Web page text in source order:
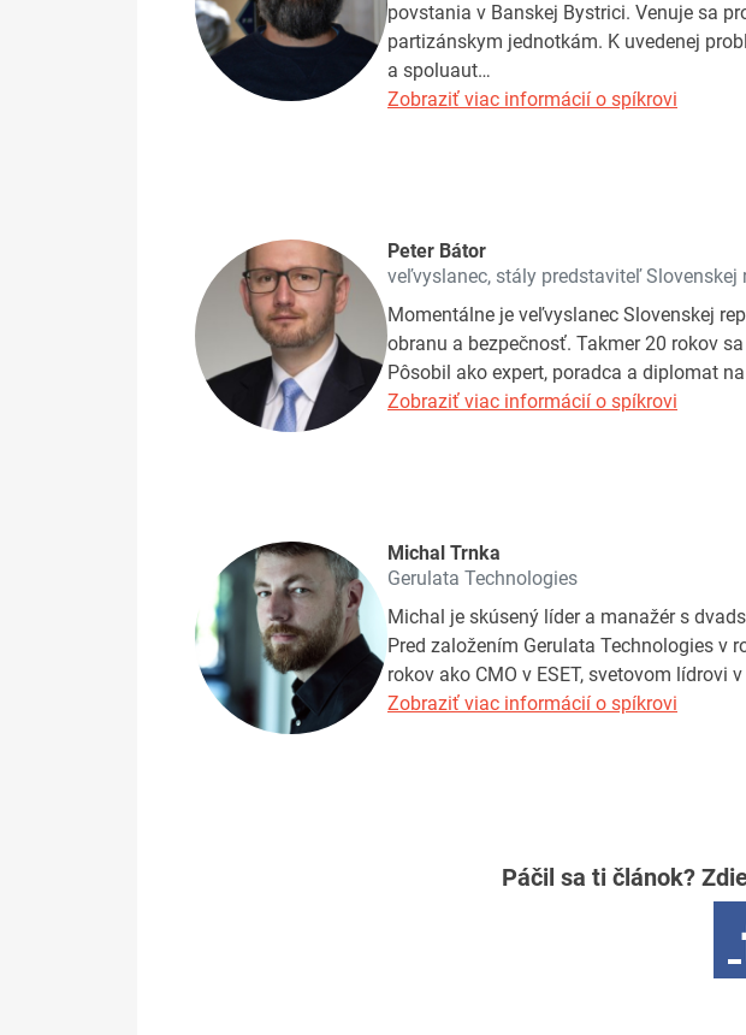
povstania v Banskej Bystrici. Venuje sa
partizánskym jednotkám. K uvedenej
a spoluaut…
Zobraziť viac informácií o spíkrovi
Peter Bátor
veľvyslanec, stály predstaviteľ Slovenskej
Momentálne je veľvyslanec Slovenskej
obranu a bezpečnosť. Takmer 20 rokov
Pôsobil ako expert, poradca a diplomat
Zobraziť viac informácií o spíkrovi
Michal Trnka
Gerulata Technologies
Michal je skúsený líder a manažér s
Pred založením Gerulata Technologies v
rokov ako CMO v ESET, svetovom
Zobraziť viac informácií o spíkrovi
Páčil sa ti článok?